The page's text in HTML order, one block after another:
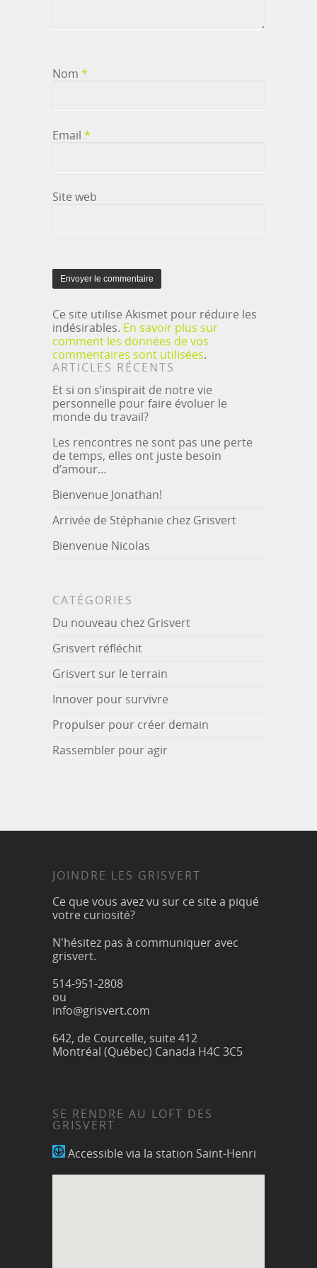
Nom *
Email *
Site web
Ce site utilise Akismet pour réduire les
indésirables. En savoir plus sur
comment les données de vos
commentaires sont utilisées.
ARTICLES RÉCENTS
Et si on s’inspirait de notre vie
personnelle pour faire évoluer le
monde du travail?
Les rencontres ne sont pas une perte
de temps, elles ont juste besoin
d’amour…
Bienvenue Jonathan!
Arrivée de Stéphanie chez Grisvert
Bienvenue Nicolas
CATÉGORIES
Du nouveau chez Grisvert
Grisvert réfléchit
Grisvert sur le terrain
Innover pour survivre
Propulser pour créer demain
Rassembler pour agir
JOINDRE LES GRISVERT
Ce que vous avez vu sur ce site a piqué
votre curiosité?
N'hésitez pas à communiquer avec
grisvert.
514-951-2808
ou
info@grisvert.com
642, de Courcelle, suite 412
Montréal (Québec) Canada H4C 3C5
SE RENDRE AU LOFT DES
GRISVERT
Accessible via la station Saint-Henri